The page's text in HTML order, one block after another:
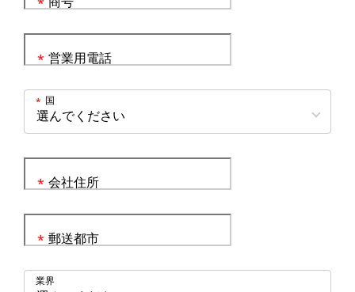
営業用電話
*
国
*
会社住所
*
郵送都市
*
業界